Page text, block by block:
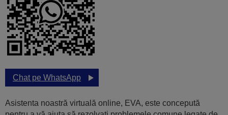
Chat pe WhatsApp
Asistenta noastră virtuală online, EVA, este concepută